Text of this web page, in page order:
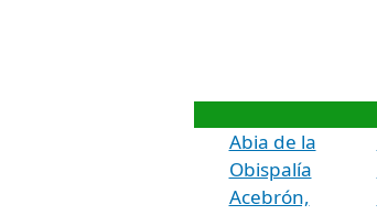
Abia de la
Obispalía
Acebrón,